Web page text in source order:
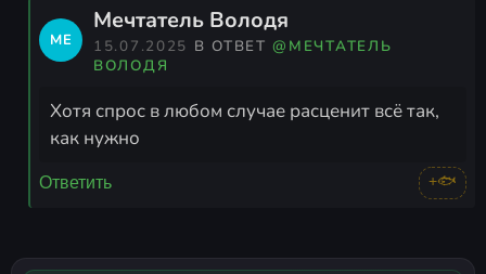
МЕ
Мечтатель Володя
15.07.2025 В ОТВЕТ@МЕЧТАТЕЛЬ
ВОЛОДЯ
Хотя спрос в любом случае расценит всё так,
как нужно
Ответить +🐟